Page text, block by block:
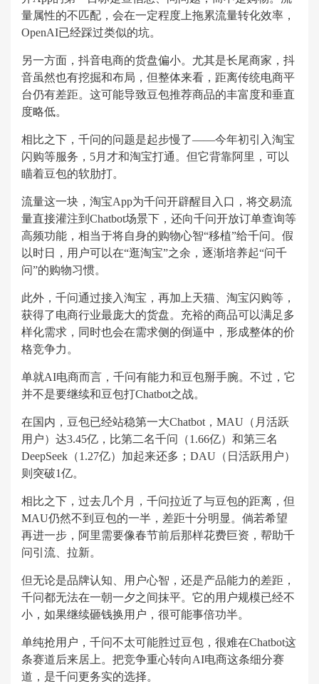
量属性的不匹配，会在一定程度上拖累流量转化效率，
OpenAI已经踩过类似的坑。
另一方面，抖音电商的货盘偏小。尤其是长尾商家，抖
音虽然也有挖掘和布局，但整体来看，距离传统电商平
台仍有差距。这可能导致豆包推荐商品的丰富度和垂直
度略低。
相比之下，千问的问题是起步慢了——今年初引入淘宝
闪购等服务，5月才和淘宝打通。但它背靠阿里，可以
瞄着豆包的软肋打。
流量这一块，淘宝App为千问开辟醒目入口，将交易流
量直接灌注到Chatbot场景下，还向千问开放订单查询等
高频功能，相当于将自身的购物心智“移植”给千问。假
以时日，用户可以在“逛淘宝”之余，逐渐培养起“问千
问”的购物习惯。
此外，千问通过接入淘宝，再加上天猫、淘宝闪购等，
获得了电商行业最庞大的货盘。充裕的商品可以满足多
样化需求，同时也会在需求侧的倒逼中，形成整体的价
格竞争力。
单就AI电商而言，千问有能力和豆包掰手腕。不过，它
并不是要继续和豆包打Chatbot之战。
在国内，豆包已经站稳第一大Chatbot，MAU（月活跃
用户）达3.45亿，比第二名千问（1.66亿）和第三名
DeepSeek（1.27亿）加起来还多；DAU（日活跃用户）
则突破1亿。
相比之下，过去几个月，千问拉近了与豆包的距离，但
MAU仍然不到豆包的一半，差距十分明显。倘若希望
再进一步，阿里需要像春节前后那样花费巨资，帮助千
问引流、拉新。
但无论是品牌认知、用户心智，还是产品能力的差距，
千问都无法在一朝一夕之间抹平。它的用户规模已经不
小，如果继续砸钱换用户，很可能事倍功半。
单纯抢用户，千问不太可能胜过豆包，很难在Chatbot这
条赛道后来居上。把竞争重心转向AI电商这条细分赛
道，是千问更务实的选择。